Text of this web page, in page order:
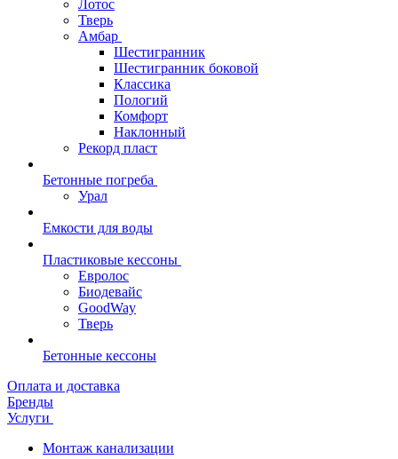
Лотос
Тверь
Амбар
Шестигранник
Шестигранник боковой
Классика
Пологий
Комфорт
Наклонный
Рекорд пласт
Бетонные погреба
Урал
Емкости для воды
Пластиковые кессоны
Евролос
Биодевайс
GoodWay
Тверь
Бетонные кессоны
Оплата и доставка
Бренды
Услуги
Монтаж канализации